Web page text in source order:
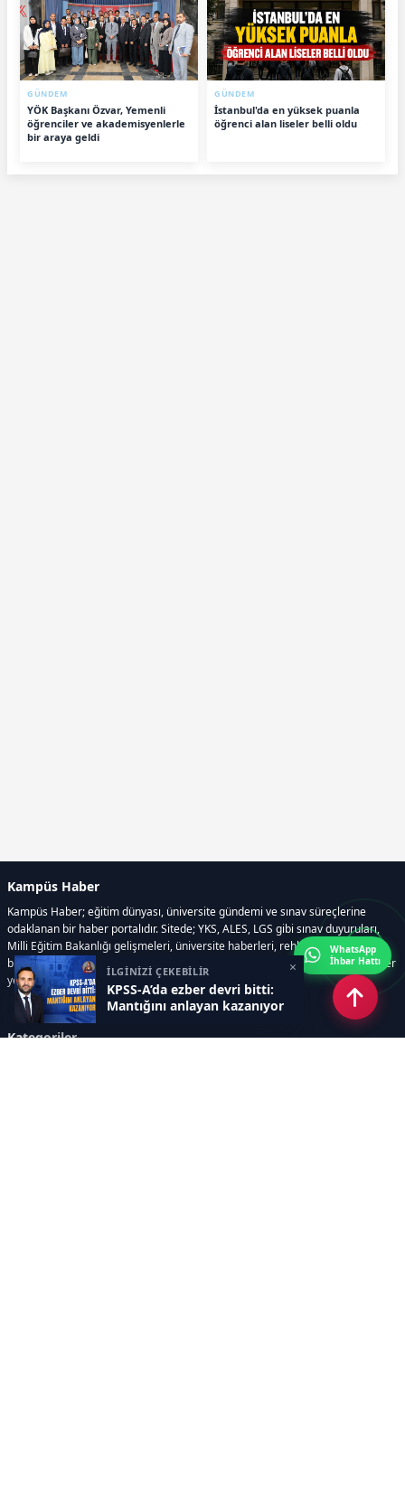
GÜNDEM
YÖK Başkanı Özvar, Yemenli
öğrenciler ve akademisyenlerle
bir araya geldi
GÜNDEM
İstanbul'da en yüksek puanla
öğrenci alan liseler belli oldu
İLGİNİZİ ÇEKEBİLİR
KPSS-A’da ezber devri bitti:
Mantığını anlayan kazanıyor
×
Kampüs Haber
Kampüs Haber; eğitim dünyası, üniversite gündemi ve sınav süreçlerine
odaklanan bir haber portalıdır. Sitede; YKS, ALES, LGS gibi sınav duyuruları,
Milli Eğitim Bakanlığı gelişmeleri, üniversite haberleri, rehberlik içerikleri,
bilim ve teknoloji alanındaki yenilikler ile öğrenci yaşamına dair güncel bilgiler
yer alır.
Kategoriler
WhatsApp
İhbar Hattı